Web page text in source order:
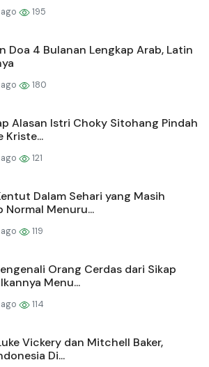
195
Doa 4 Bulanan Lengkap Arab, Latin
180
Alasan Istri Choky Sitohang Pindah
Kriste...
121
Dalam Sehari yang Masih
Normal Menuru...
119
Orang Cerdas dari Sikap
Menu...
114
Vickery dan Mitchell Baker,
Di...